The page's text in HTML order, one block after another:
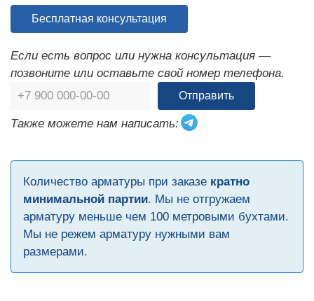
Бесплатная консультация
Если есть вопрос или нужна консультация —
позвоните или оставьте свой номер телефона.
Отправить
Также можете нам написать:
Количество арматуры при заказе кратно
минимальной партии. Мы не отгружаем
арматуру меньше чем 100 метровыми бухтами.
Мы не режем арматуру нужными вам
размерами.